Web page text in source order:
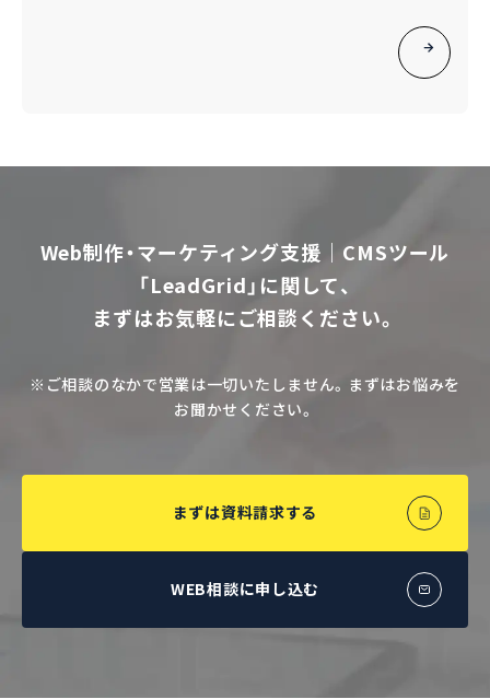
Web制作・マーケティング支援｜CMSツール
「LeadGrid」に関して、
まずはお気軽にご相談ください。
※ご相談のなかで営業は一切いたしません。まずはお悩みを
お聞かせください。
まずは資料請求する
WEB相談に申し込む